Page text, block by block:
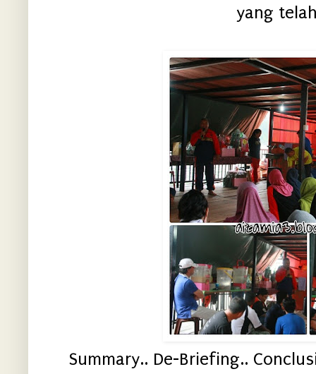
yang
Summary.. De-Briefing..